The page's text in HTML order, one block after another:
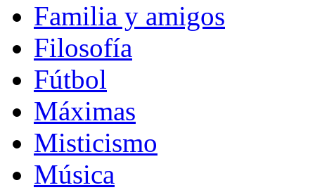
Familia y amigos
Filosofía
Fútbol
Máximas
Misticismo
Música